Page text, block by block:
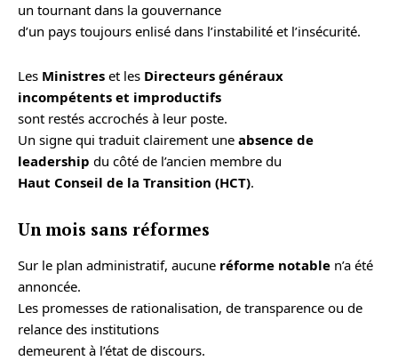
un tournant dans la gouvernance
d’un pays toujours enlisé dans l’instabilité et l’insécurité.
Les Ministres et les Directeurs généraux
incompétents et improductifs
sont restés accrochés à leur poste.
Un signe qui traduit clairement une absence de
leadership du côté de l’ancien membre du
Haut Conseil de la Transition (HCT).
Un mois sans réformes
Sur le plan administratif, aucune réforme notable n’a été
annoncée.
Les promesses de rationalisation, de transparence ou de
relance des institutions
demeurent à l’état de discours.